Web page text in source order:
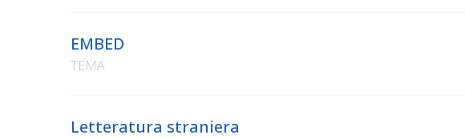
EMBED
TEMA
Letteratura straniera